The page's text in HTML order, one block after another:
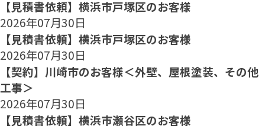
【見積書依頼】横浜市戸塚区のお客様
2026年07月30日
【見積書依頼】横浜市戸塚区のお客様
2026年07月30日
【契約】川崎市のお客様＜外壁、屋根塗装、その他
工事＞
2026年07月30日
【見積書依頼】横浜市瀬谷区のお客様